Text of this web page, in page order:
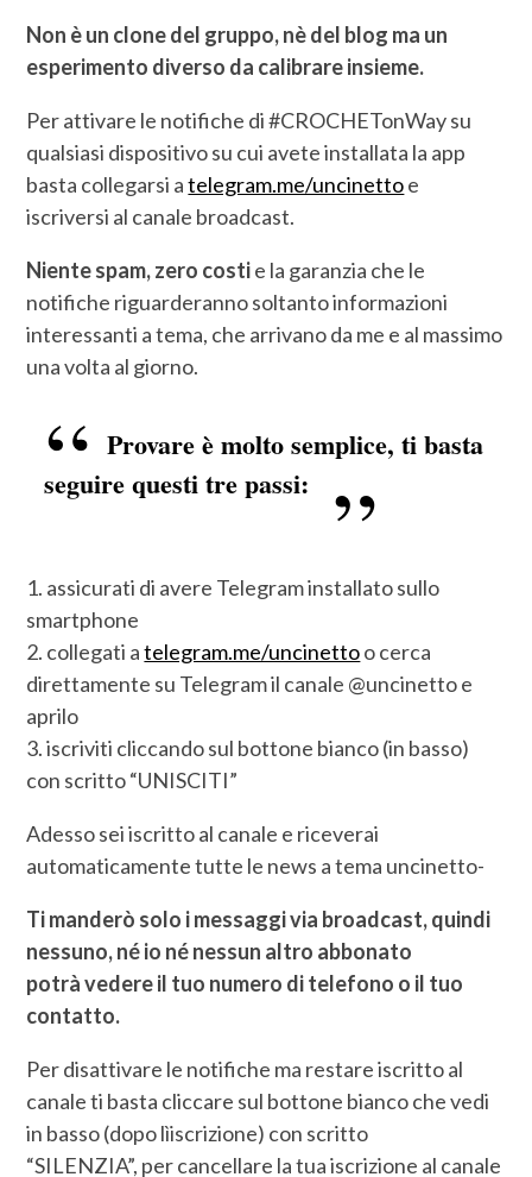
Non è un clone del gruppo, nè del blog ma un
esperimento diverso da calibrare insieme.
Per attivare le notifiche di #CROCHETonWay su
qualsiasi dispositivo su cui avete installata la app
basta collegarsi atelegram.me/uncinettoe
iscriversi al canale broadcast.
Niente spam, zero costie la garanzia che le
notifiche riguarderanno soltanto informazioni
interessanti a tema, che arrivano da me e al massimo
una volta al giorno.
Provare è molto semplice, ti basta
seguire questi tre passi:
1. assicurati di avere Telegram installato sullo
smartphone
2. collegati atelegram.me/uncinettoo cerca
direttamente su Telegram il canale @uncinetto e
aprilo
3. iscriviti cliccando sul bottone bianco (in basso)
con scritto “UNISCITI”
Adesso sei iscritto al canale e riceverai
automaticamente tutte le news a tema uncinetto-
Ti manderò solo i messaggi via broadcast, quindi
nessuno, né io né nessun altro abbonato
potrà vedere il tuo numero di telefono o il tuo
contatto.
Per disattivare le notifiche ma restare iscritto al
canale ti basta cliccare sul bottone bianco che vedi
in basso (dopo lìiscrizione) con scritto
“SILENZIA”, per cancellare la tua iscrizione al canale